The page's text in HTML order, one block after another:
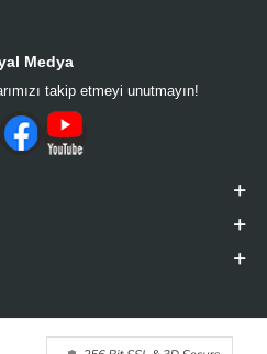
Medya
takip etmeyi unutmayın!